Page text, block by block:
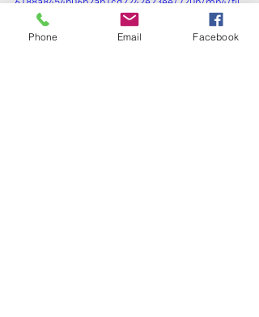
6188a8454b06b2ab1cd2242e23ee/720p/mp4/fil
e.mp4
Phone Email Facebook